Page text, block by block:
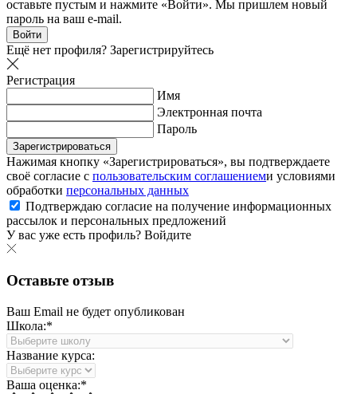
оставьте пустым и нажмите «Войти». Мы пришлем новый
пароль на ваш e-mail.
Войти
Ещё нет профиля? Зарегистрируйтесь
Регистрация
Имя
Электронная почта
Пароль
Зарегистрироваться
Нажимая кнопку «Зарегистрироваться», вы подтверждаете
своё согласие с пользовательским соглашениеми условиями
обработки персональных данных
Подтверждаю согласие на получение информационных
рассылок и персональных предложений
У вас уже есть профиль? Войдите
Оставьте отзыв
Ваш Email не будет опубликован
Школа:*
Название курса:
Ваша оценка:*